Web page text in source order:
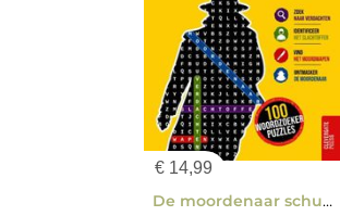
€ 14,99
De moordenaar schuilt in Rotterdam